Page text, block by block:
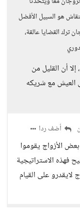
هو السبيل الأفضل
ترك القضايا عالقة،
أن القليل من
العيش مع شريكه
أضف ردا
الأزواج يقوموا
فهذه الاستراتيجية
لايقدرو على القيام